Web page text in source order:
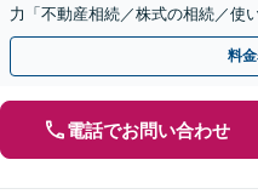
力「不動産相続／株式の相続／使
／相続放棄／生前贈与／事業承継
料
電話でお問い合わせ